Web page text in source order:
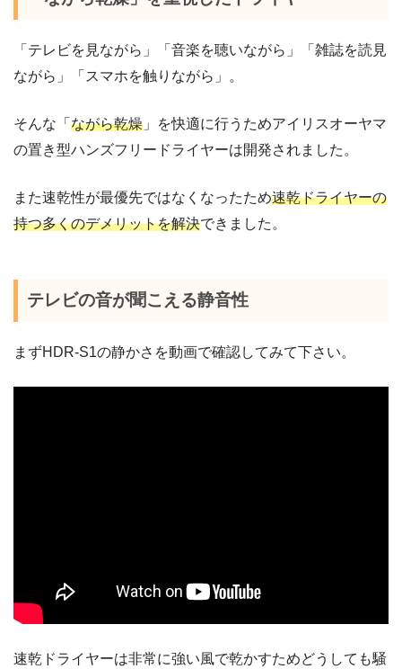
「テレビを見ながら」「音楽を聴いながら」「雑誌を読見
ながら」「スマホを触りながら」。
そんな「 ながら乾燥 」を快適に行うためアイリスオーヤマ
の置き型ハンズフリードライヤーは開発されました。
また速乾性が最優先ではなくなったため速乾ドライヤーの
持つ多くのデメリットを解決できました。
テレビの音が聞こえる静音性
まずHDR-S1の静かさを動画で確認してみて下さい。
速乾ドライヤーは非常に強い風で乾かすためどうしても騒